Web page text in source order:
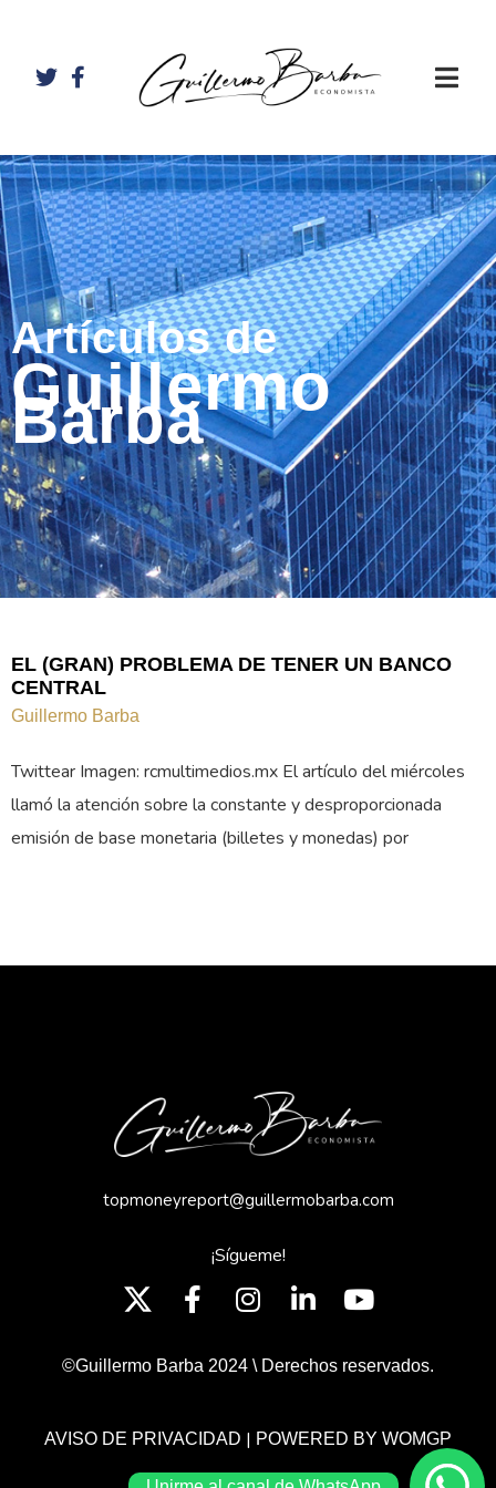
Artículos de
Guillermo
Barba
EL (GRAN) PROBLEMA DE TENER UN BANCO
CENTRAL
Guillermo Barba
Twittear Imagen: rcmultimedios.mx El artículo del miércoles
llamó la atención sobre la constante y desproporcionada
emisión de base monetaria (billetes y monedas) por
topmoneyreport@guillermobarba.com
¡Sígueme!
©Guillermo Barba 2024 \ Derechos reservados.
AVISO DE PRIVACIDAD | POWERED BY WOMGP